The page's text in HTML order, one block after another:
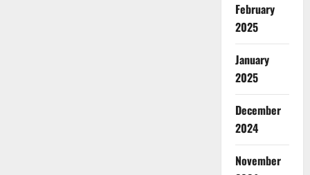
February
2025
January
2025
December
2024
November